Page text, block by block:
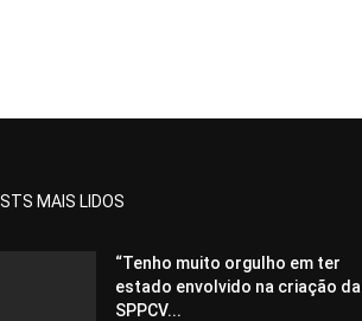
MAIS LIDOS
“Tenho muito orgulho em ter
estado envolvido na criação da
SPPCV...